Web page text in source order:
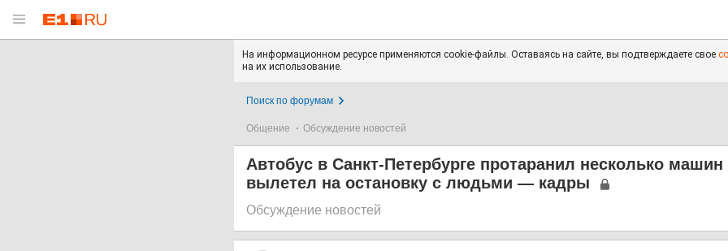
На информационном ресурсе применяются cookie-файлы. Оставаясь на сайте, вы подтверждаете свое
на их использование.
Поиск по форумам
Общение Обсуждение новостей
Автобус в Санкт-Петербурге протаранил несколько машин
вылетел на остановку с людьми — кадры
Обсуждение новостей